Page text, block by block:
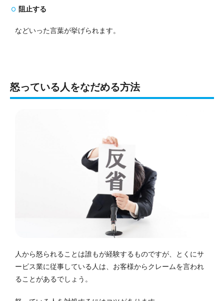
阻止する
などいった言葉が挙げられます。
怒っている人をなだめる方法
人から怒られることは誰もが経験するものですが、とくにサ
ービス業に従事している人は、お客様からクレームを言われ
ることがあるでしょう。